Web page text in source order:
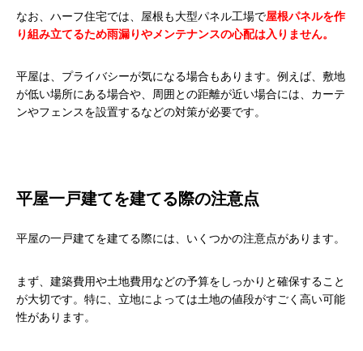
なお、ハーフ住宅では、屋根も大型パネル工場で屋根パネルを作
り組み立てるため雨漏りやメンテナンスの心配は入りません。
平屋は、プライバシーが気になる場合もあります。 例えば、敷地
が低い場所にある場合や、周囲との距離が近い場合には、カーテ
ンやフェンスを設置するなどの対策が必要です。
平屋一戸建てを建てる際の注意点
平屋の一戸建てを建てる際には、いくつかの注意点があります。
まず、建築費用や土地費用などの予算をしっかりと確保すること
が大切です。特に、立地によっては土地の値段がすごく高い可能
性があります。